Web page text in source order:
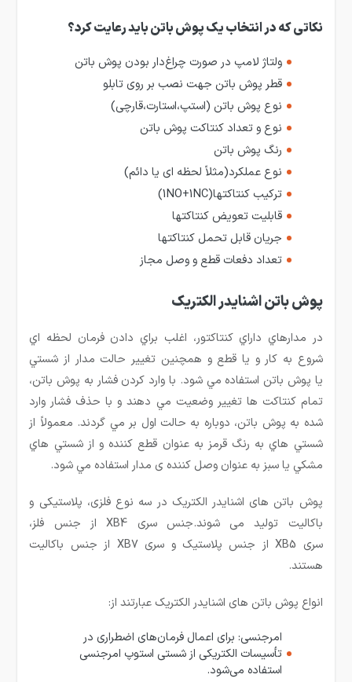
نکاتی که در انتخاب یک پوش باتن باید رعایت کرد؟
ولتاژ لامپ در صورت چراغ‌دار بودن پوش باتن
قطر پوش باتن جهت نصب بر روی تابلو
نوع پوش باتن (استپ،استارت،قارچی)
نوع و تعداد کنتاکت پوش باتن
رنگ پوش باتن
نوع عملکرد(مثلاً لحظه ای یا دائم)
ترکیب کنتاکت­ها(1NO+1NC)
قابلیت تعویض کنتاکت­ها
جریان قابل تحمل کنتاکت­ها
تعداد دفعات قطع و وصل مجاز
پوش باتن اشنایدر الکتریک
در مدارهاي داراي كنتاكتور، اغلب براي دادن فرمان لحظه اي
شروع به كار و يا قطع و همچنين تغيير حالت مدار از شستي
یا پوش باتن استفاده مي شود. با وارد كردن فشار به پوش باتن،
تمام كنتاكت ها تغيير وضعيت مي دهند و با حذف فشار وارد
شده به پوش باتن، دوباره به حالت اول بر مي گردند. معمولاً از
شستي هاي به رنگ قرمز به عنوان قطع كننده و از شستي هاي
مشكي يا سبز به عنوان وصل كننده ی مدار استفاده مي شود.
پوش باتن های اشنایدر الکتریک در سه نوع فلزی، پلاستیکی و
باکالیت تولید می شوند.جنس سری XB4از جنس فلز،
سری XB5از جنس پلاستیک و سریXB7 از جنس باکالیت
هستند.
انواع پوش باتن های اشنایدر الکتریک عبارتند از:
امرجنسی: برای اعمال فرمان‌های اضطراری در
تأسیسات الکتریکی از شستی‌ استوپ امرجنسی
استفاده می‌شود.